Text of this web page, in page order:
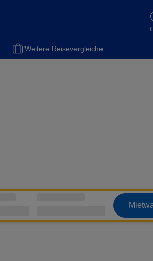
Versicherungen Flüge
Weitere Reisevergleiche